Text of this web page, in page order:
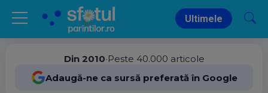
Ultimele
Din 2010•Peste 40.000 articole
Adaugă-ne ca sursă preferată în Google